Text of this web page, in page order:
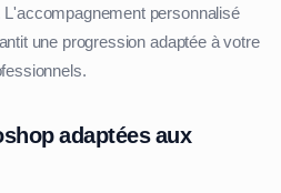
personnalisé
une progression adaptée à votre
adaptées aux